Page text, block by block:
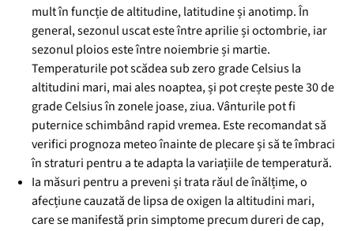
mult în funcție de altitudine, latitudine și anotimp. În
general, sezonul uscat este între aprilie și octombrie, iar
sezonul ploios este între noiembrie și martie.
Temperaturile pot scădea sub zero grade Celsius la
altitudini mari, mai ales noaptea, și pot crește peste 30 de
grade Celsius în zonele joase, ziua. Vânturile pot fi
puternice schimbând rapid vremea. Este recomandat să
verifici prognoza meteo înainte de plecare și să te îmbraci
în straturi pentru a te adapta la variațiile de temperatură.
Ia măsuri pentru a preveni și trata răul de înălțime, o
afecțiune cauzată de lipsa de oxigen la altitudini mari,
care se manifestă prin simptome precum dureri de cap,